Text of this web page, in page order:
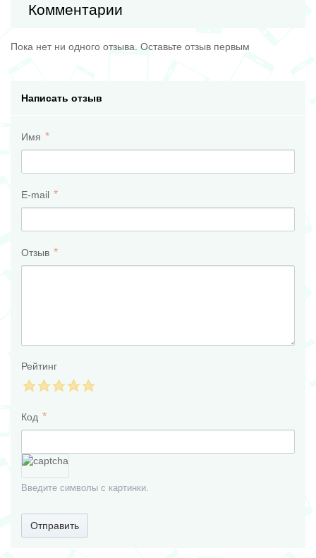
Комментарии
Пока нет ни одного отзыва. Оставьте отзыв первым
Написать отзыв
Имя
E-mail
Отзыв
Рейтинг
Код
Введите символы с картинки.
Отправить